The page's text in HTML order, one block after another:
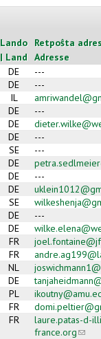
Lando
| Land
Retpoŝta
Adresse
DE
---
DE
---
IL
DE
---
DE
DE
---
SE
---
DE
DE
---
DE
SE
DE
---
DE
FR
FR
NL
DE
PL
FR
FR
laure.patas-d-
france.org(link